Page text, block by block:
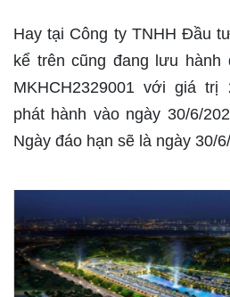
Hay tại Công ty TNHH Đầu
kể trên cũng đang lưu hành
MKHCH2329001 với giá
phát hành vào ngày 30/6/
Ngày đáo hạn sẽ là ngày 30/